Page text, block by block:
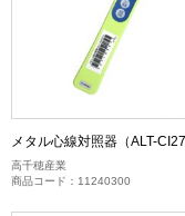
メタル心線対照器（ALT-
高千穂産業
商品コード：11240300